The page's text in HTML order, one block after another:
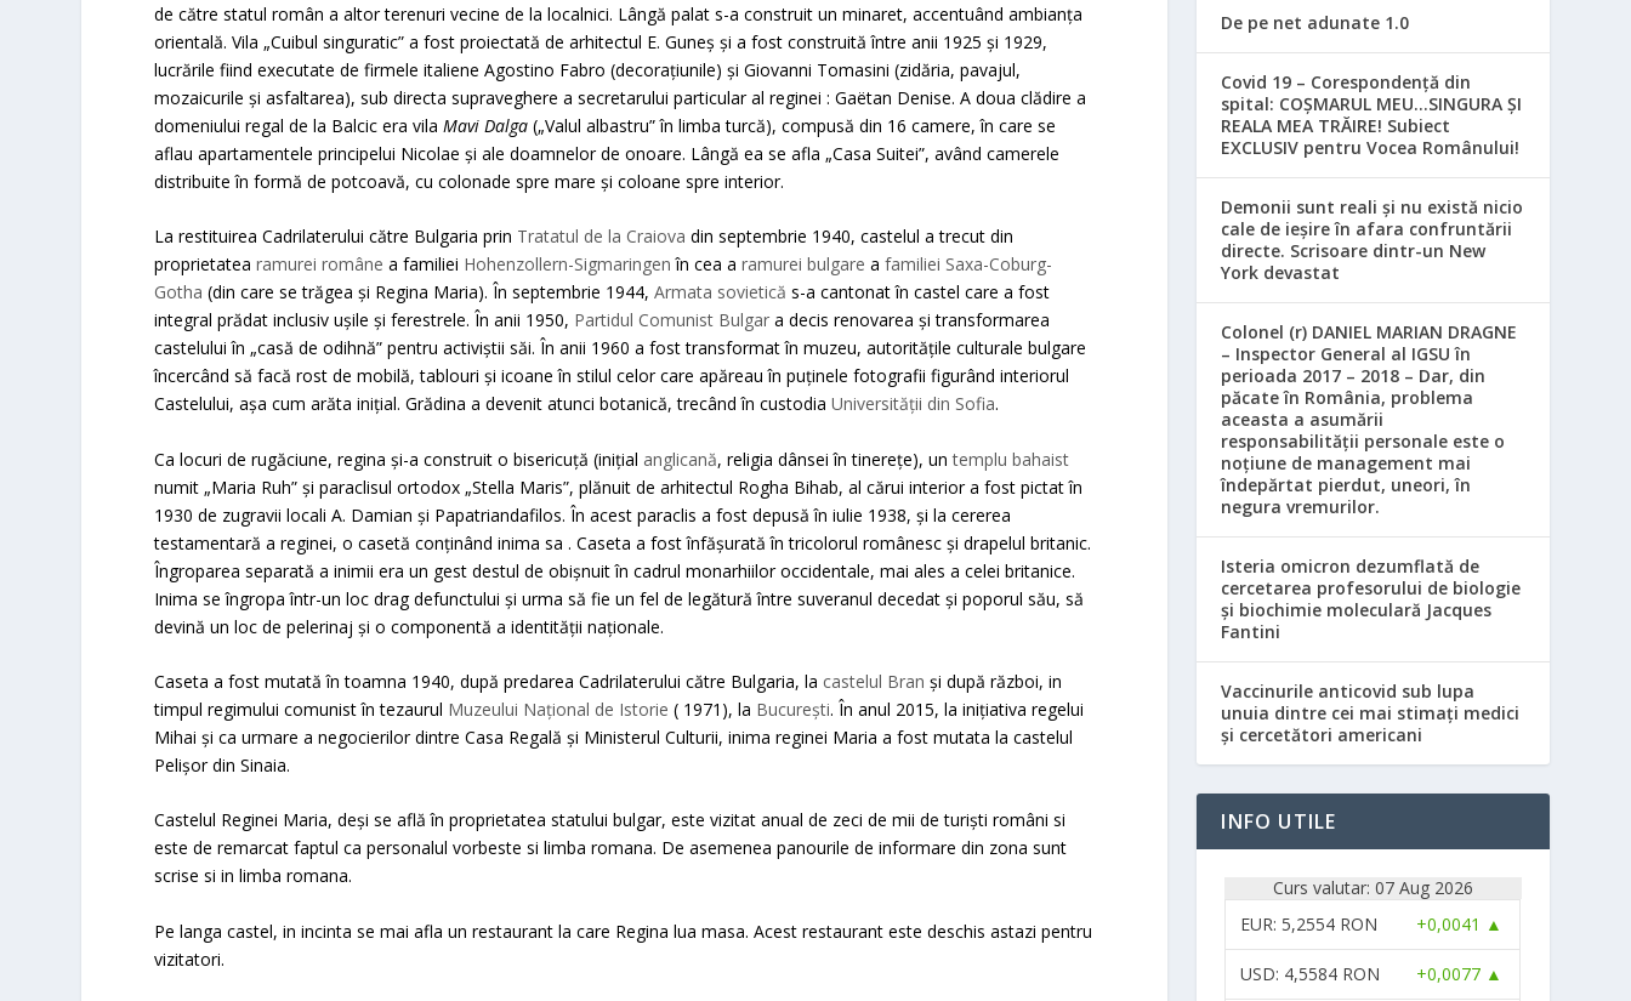
de către statul român a altor terenuri vecine de la localnici. Lângă palat s-a construit un minaret, accentuând ambianța
orientală. Vila „Cuibul singuratic” a fost proiectată de arhitectul E. Guneș și a fost construită între anii 1925 și 1929,
lucrările fiind executate de firmele italiene Agostino Fabro (decorațiunile) și Giovanni Tomasini (zidăria, pavajul,
mozaicurile și asfaltarea), sub directa supraveghere a secretarului particular al reginei : Gaëtan Denise. A doua clădire a
domeniului regal de la Balcic era vilaMavi Dalga („Valul albastru” în limba turcă), compusă din 16 camere, în care se
aflau apartamentele principelui Nicolae și ale doamnelor de onoare. Lângă ea se afla „Casa Suitei”, având camerele
distribuite în formă de potcoavă, cu colonade spre mare și coloane spre interior.
La restituirea Cadrilaterului către Bulgaria prin Tratatul de la Craiova din septembrie 1940, castelul a trecut din
proprietatearamurei române a familiei Hohenzollern-Sigmaringen în cea aramurei bulgare afamiliei Saxa-Coburg-
Gotha (din care se trăgea și Regina Maria). În septembrie 1944,Armata sovietică s-a cantonat în castel care a fost
integral prădat inclusiv ușile și ferestrele. În anii 1950, Partidul Comunist Bulgar a decis renovarea și transformarea
castelului în „casă de odihnă” pentru activiștii săi. În anii 1960 a fost transformat în muzeu, autoritățile culturale bulgare
încercând să facă rost de mobilă, tablouri și icoane în stilul celor care apăreau în puținele fotografii figurând interiorul
Castelului, așa cum arăta inițial. Grădina a devenit atunci botanică, trecând în custodiaUniversității din Sofia.
Ca locuri de rugăciune, regina și-a construit o bisericuță (inițial anglicană, religia dânsei în tinerețe), untemplu bahaist
numit „Maria Ruh” și paraclisul ortodox „Stella Maris”, plănuit de arhitectul Rogha Bihab, al cărui interior a fost pictat în
1930 de zugravii locali A. Damian și Papatriandafilos. În acest paraclis a fost depusă în iulie 1938, și la cererea
testamentară a reginei, o casetă conținând inima sa . Caseta a fost înfăşurată în tricolorul românesc şi drapelul britanic.
Îngroparea separată a inimii era un gest destul de obişnuit în cadrul monarhiilor occidentale, mai ales a celei britanice.
Inima se îngropa într-un loc drag defunctului şi urma să fie un fel de legătură între suveranul decedat şi poporul său, să
devină un loc de pelerinaj şi o componentă a identităţii naţionale.
Caseta a fost mutată în toamna 1940, după predarea Cadrilaterului către Bulgaria, la castelul Bran și după război, in
timpul regimului comunist în tezaurul Muzeului Național de Istorie ( 1971), la București. În anul 2015, la iniţiativa regelui
Mihai şi ca urmare a negocierilor dintre Casa Regală şi Ministerul Culturii, inima reginei Maria a fost mutata la castelul
Pelişor din Sinaia.
Castelul Reginei Maria, deşi se află în proprietatea statului bulgar, este vizitat anual de zeci de mii de turişti români si
este de remarcat faptul ca personalul vorbeste si limba romana. De asemenea panourile de informare din zona sunt
scrise si in limba romana.
Pe langa castel, in incinta se mai afla un restaurant la care Regina lua masa. Acest restaurant este deschis astazi pentru
vizitatori.
De pe net adunate 1.0
Covid 19 – Corespondență din
spital: COȘMARUL MEU…SINGURA ȘI
REALA MEA TRĂIRE! Subiect
EXCLUSIV pentru Vocea Românului!
Demonii sunt reali și nu există nicio
cale de ieșire în afara confruntării
directe. Scrisoare dintr-un New
York devastat
Colonel (r) DANIEL MARIAN DRAGNE
– Inspector General al IGSU în
perioada 2017 – 2018 – Dar, din
păcate în România, problema
aceasta a asumării
responsabilităţii personale este o
noţiune de management mai
îndepărtat pierdut, uneori, în
negura vremurilor.
Isteria omicron dezumflată de
cercetarea profesorului de biologie
și biochimie moleculară Jacques
Fantini
Vaccinurile anticovid sub lupa
unuia dintre cei mai stimați medici
și cercetători americani
INFO UTILE
Curs valutar: 07 Aug 2026
EUR: 5,2554 RON +0,0041 ▲
USD: 4,5584 RON +0,0077 ▲